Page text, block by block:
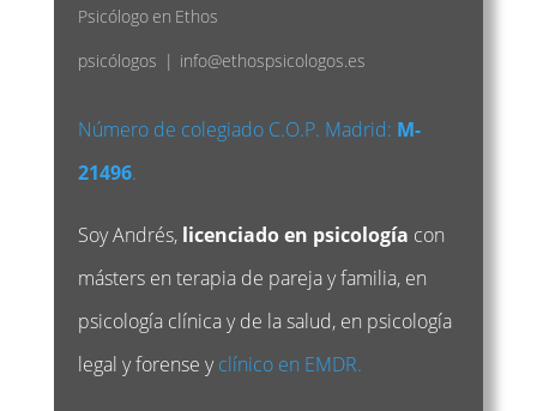
Psicólogo en Ethos
psicólogos | info@ethospsicologos.es
Número de colegiado C.O.P. Madrid: M-
21496.
Soy Andrés, licenciado en psicología con
másters en terapia de pareja y familia, en
psicología clínica y de la salud, en psicología
legal y forense yclínico en EMDR.